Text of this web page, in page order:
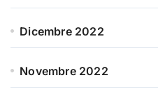
Dicembre 2022
Novembre 2022